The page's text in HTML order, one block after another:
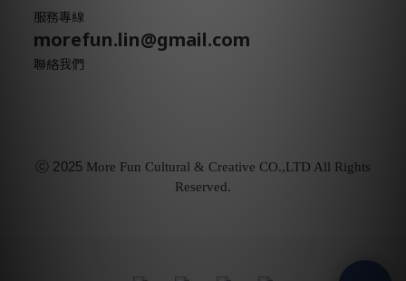
服務專線
morefun.lin@gmail.com
聯絡我們
ⓒ 2025 More Fun Cultural & Creative CO.,LTD All Rights
Reserved.